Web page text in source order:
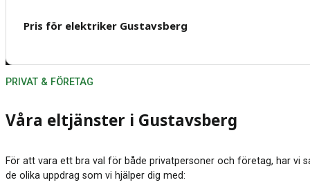
Pris för elektriker Gustavsberg
Våra eltjänster i Gustavsberg
För att vara ett bra val för både privatpersoner och företag, har vi
de olika uppdrag som vi hjälper dig med:
PRIVAT & FÖRETAG